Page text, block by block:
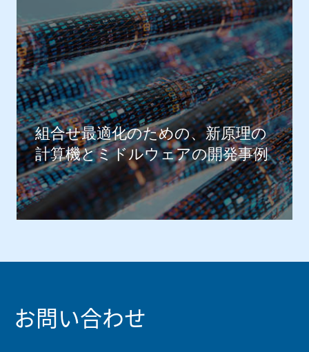
組合せ最適化のための、新原理の
計算機とミドルウェアの開発事例
お問い合わせ